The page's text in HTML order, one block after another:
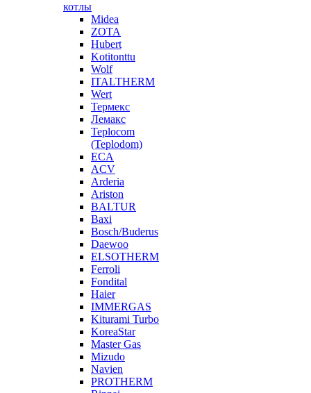
котлы
Midea
ZOTA
Hubert
Kotitonttu
Wolf
ITALTHERM
Wert
Термекс
Лемакс
Teplocom
(Teplodom)
ECA
ACV
Arderia
Ariston
BALTUR
Baxi
Bosch/Buderus
Daewoo
ELSOTHERM
Ferroli
Fondital
Haier
IMMERGAS
Kiturami Turbo
KoreaStar
Master Gas
Mizudo
Navien
PROTHERM